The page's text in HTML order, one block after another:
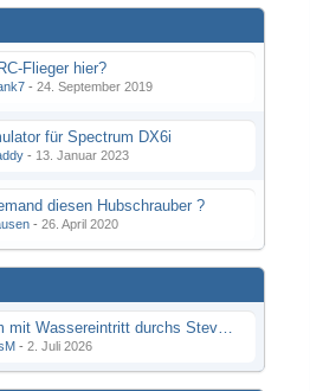
Flieger hier?
- 24. September 2019
für Spectrum DX6i
- 13. Januar 2023
diesen Hubschrauber ?
- 26. April 2020
Problem mit Wassereintritt durchs Stevenrohr beim Rennboot
- 2. Juli 2026